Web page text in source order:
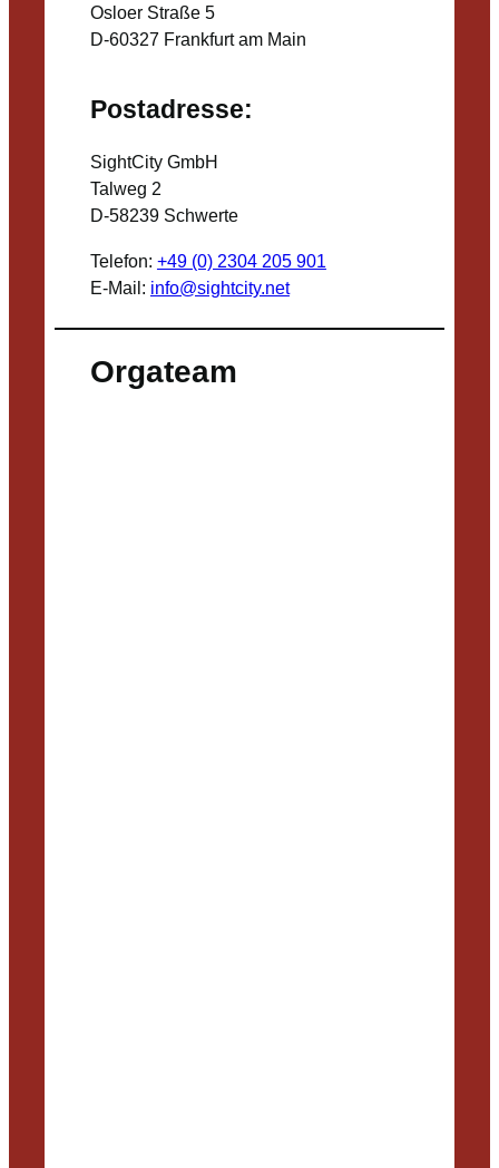
Osloer Straße 5
D-60327 Frankfurt am Main
Postadresse:
SightCity GmbH
Talweg 2
D-58239 Schwerte
Telefon: +49 (0) 2304 205 901
E-Mail: info@sightcity.net
Orgateam